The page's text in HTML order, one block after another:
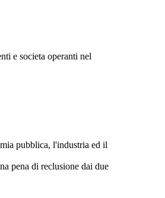
e societa operanti nel
pubblica, l'industria ed il
pena di reclusione dai due